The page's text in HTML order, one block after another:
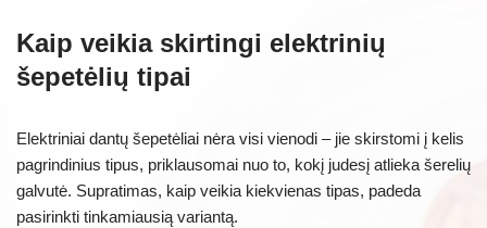
Kaip veikia skirtingi elektrinių
šepetėlių tipai
Elektriniai dantų šepetėliai nėra visi vienodi – jie skirstomi į kelis
pagrindinius tipus, priklausomai nuo to, kokį judesį atlieka šerelių
galvutė. Supratimas, kaip veikia kiekvienas tipas, padeda
pasirinkti tinkamiausią variantą.